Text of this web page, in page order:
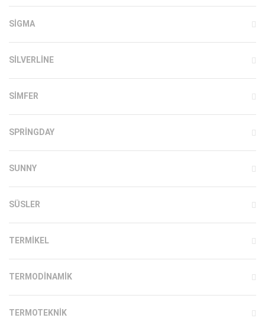
SIGMA
SILVERLINE
SIMFER
SPRINGDAY
SUNNY
SÜSLER
TERMIKEL
TERMODINAMIK
TERMOTEKNIK